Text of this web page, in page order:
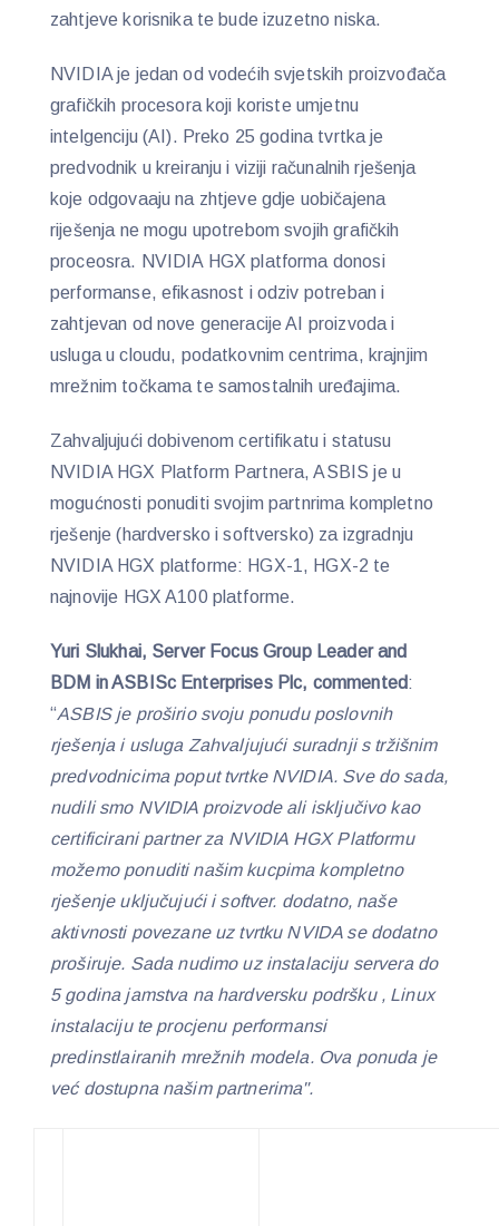
zahtjeve korisnika te bude izuzetno niska.
NVIDIA je jedan od vodećih svjetskih proizvođača
grafičkih procesora koji koriste umjetnu
intelgenciju (AI). Preko 25 godina tvrtka je
predvodnik u kreiranju i viziji računalnih rješenja
koje odgovaaju na zhtjeve gdje uobičajena
riješenja ne mogu upotrebom svojih grafičkih
proceosra. NVIDIA HGX platforma donosi
performanse, efikasnost i odziv potreban i
zahtjevan od nove generacije AI proizvoda i
usluga u cloudu, podatkovnim centrima, krajnjim
mrežnim točkama te samostalnih uređajima.
Zahvaljujući dobivenom certifikatu i statusu
NVIDIA HGX Platform Partnera, ASBIS je u
mogućnosti ponuditi svojim partnrima kompletno
rješenje (hardversko i softversko) za izgradnju
NVIDIA HGX platforme: HGX-1, HGX-2 te
najnovije HGX A100 platforme.
Yuri Slukhai, Server Focus Group Leader and
BDM in ASBISc Enterprises Plc, commented:
“ASBIS je proširio svoju ponudu poslovnih
rješenja i usluga Zahvaljujući suradnji s tržišnim
predvodnicima poput tvrtke NVIDIA. Sve do sada,
nudili smo NVIDIA proizvode ali isključivo kao
certificirani partner za NVIDIA HGX Platformu
možemo ponuditi našim kucpima kompletno
rješenje uključujući i softver. dodatno, naše
aktivnosti povezane uz tvrtku NVIDA se dodatno
proširuje. Sada nudimo uz instalaciju servera do
5 godina jamstva na hardversku podršku , Linux
instalaciju te procjenu performansi
predinstlairanih mrežnih modela. Ova ponuda je
već dostupna našim partnerima".